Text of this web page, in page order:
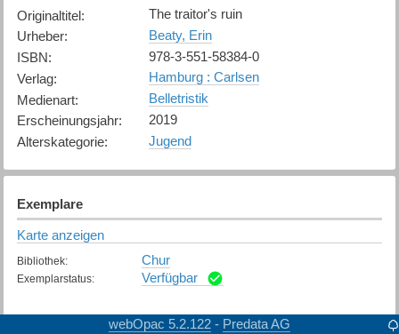
Originaltitel:
The traitor's ruin
Urheber:
Beaty, Erin
ISBN:
978-3-551-58384-0
Verlag:
Hamburg : Carlsen
Medienart:
Belletristik
Erscheinungsjahr:
2019
Alterskategorie: Jugend
Exemplare
Karte anzeigen
Bibliothek: Chur
Exemplarstatus: Verfügbar
webOpac 5.2.122 - Predata AG